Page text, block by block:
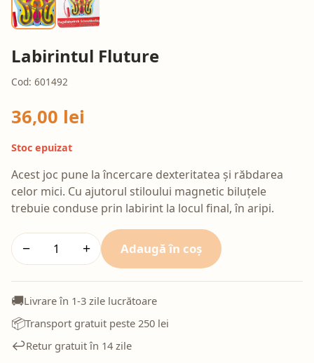
Labirintul Fluture
Cod: 601492
36,00 lei
Stoc epuizat
Acest joc pune la încercare dexteritatea și răbdarea
celor mici. Cu ajutorul stiloului magnetic biluțele
trebuie conduse prin labirint la locul final, în aripi.
− + Adaugă în coș
🚚Livrare în 1-3 zile lucrătoare
📦Transport gratuit peste 250 lei
↩️Retur gratuit în 14 zile